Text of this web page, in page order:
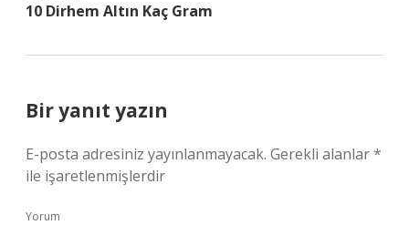
10 Dirhem Altın Kaç Gram
Bir yanıt yazın
E-posta adresiniz yayınlanmayacak. Gerekli alanlar*
ile işaretlenmişlerdir
Yorum